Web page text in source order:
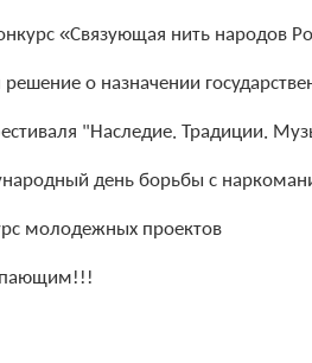
«Связующая нить народов
решение о назначении
"Наследие. Традиции.
день борьбы с
молодежных проектов